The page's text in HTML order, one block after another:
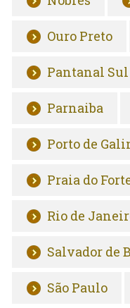
Ouro Preto
Pantanal Sul
Parnaiba
Porto de
Praia do
Rio de
Salvador de
São Paulo